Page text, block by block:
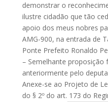
demonstrar o
ilustre cidadão que tão
apoio dos meus nobres
AMG-900, na entrada de
Ponte Prefeito Ronaldo
– Semelhante proposição
anteriormente pelo
Anexe-se ao Projeto de
do § 2º do art. 173 do